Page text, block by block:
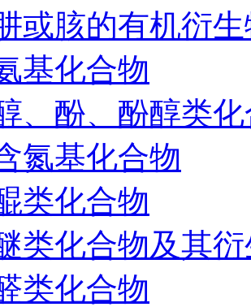
或胲的有机衍
基化合物
、酚、酚醇类
氮基化合物
类化合物
类化合物及其
类化合物